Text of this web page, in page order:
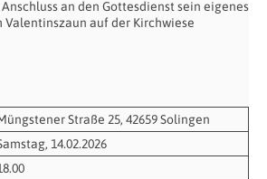
an den Gottesdienst sein eigenes
Valentinszaun auf der Kirchwiese
Straße 25, 42659 Solingen
14.02.2026